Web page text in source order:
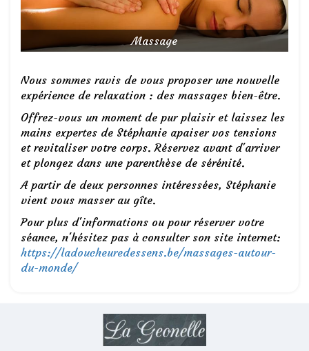
Massage
Nous sommes ravis de vous proposer une nouvelle
expérience de relaxation : des massages bien-être.
Offrez-vous un moment de pur plaisir et laissez les
mains expertes de Stéphanie apaiser vos tensions
et revitaliser votre corps. Réservez avant d'arriver
et plongez dans une parenthèse de sérénité.
A partir de deux personnes intéressées, Stéphanie
vient vous masser au gîte.
Pour plus d'informations ou pour réserver votre
séance, n'hésitez pas à consulter son site internet:
https://ladoucheuredessens.be/massages-autour-
du-monde/